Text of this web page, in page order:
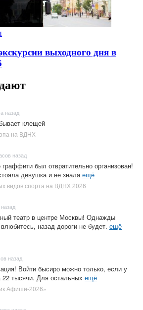
выходного дня в
назад
клещей
на ВДНХ
назад
был отвратительно организован!
девушка и не зналаещё
видов спорта на ВДНХ 2026
театр в центре Москвы! Однажды
назад дороги не будет. ещё
назад
Войти бысиро можно только, если у
22 тысячи. Для остальных ещё
Афиши-2026»